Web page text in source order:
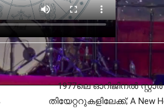
1977ലെ ഓറിജിനൽ
തിയേറ്ററുകളിലേക്ക്; A New